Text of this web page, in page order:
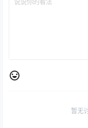
暂无